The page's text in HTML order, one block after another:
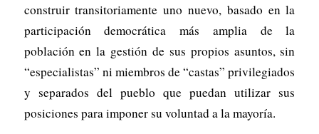
construir transitoriamente uno nuevo, basado en la
participación democrática más amplia de la
población en la gestión de sus propios asuntos, sin
“especialistas” ni miembros de “castas” privilegiados
y separados del pueblo que puedan utilizar sus
posiciones para imponer su voluntad a la mayoría.